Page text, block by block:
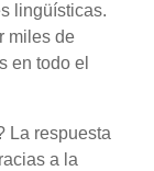
lingüísticas.
miles de
en todo el
La respuesta
a la